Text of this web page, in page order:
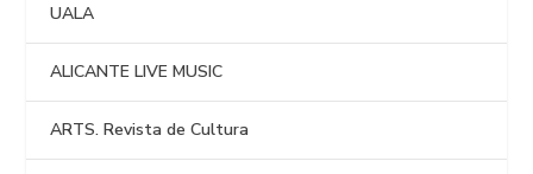
UALA
ALICANTE LIVE MUSIC
ARTS. Revista de Cultura